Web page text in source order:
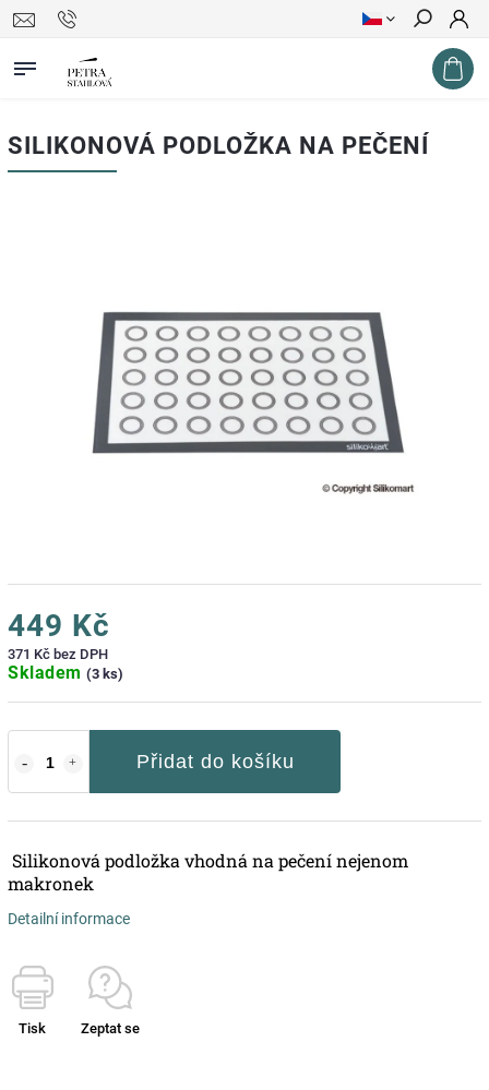
Hledat
SILIKONOVÁ PODLOŽKA NA PEČENÍ
449 Kč
371 Kč bez DPH
Skladem (3 ks)
Přidat do košíku
Silikonová podložka vhodná na pečení nejenom
makronek
Detailní informace
Tisk Zeptat se